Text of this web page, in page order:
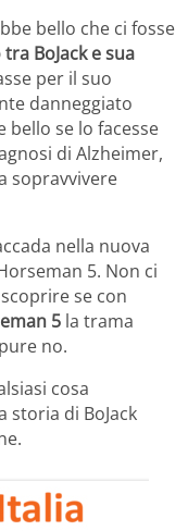
bello che ci fosse
BoJack e sua
per il suo
danneggiato
bello se lo facesse
di Alzheimer,
sopravvivere
nella nuova
5. Non ci
se con
5 la trama
no.
cosa
storia di BoJack